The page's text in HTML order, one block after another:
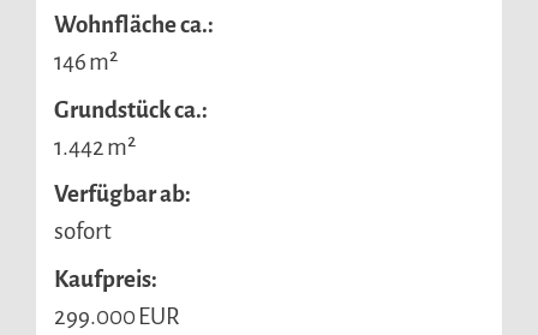
Wohnfläche ca.:
146 m²
Grund­stück ca.:
1.442 m²
Verfügbar ab:
sofort
Kaufpreis:
299.000 EUR